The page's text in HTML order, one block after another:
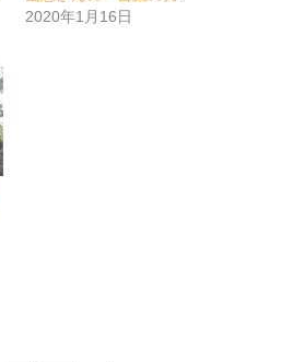
2020年1月16日